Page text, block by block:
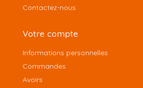
Contactez-nous
Votre compte
Informations personnelles
Commandes
Avoirs